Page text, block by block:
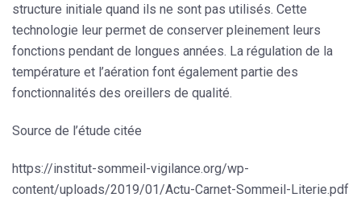
structure initiale quand ils ne sont pas utilisés. Cette
technologie leur permet de conserver pleinement leurs
fonctions pendant de longues années. La régulation de la
température et l’aération font également partie des
fonctionnalités des oreillers de qualité.
Source de l’étude citée
https://institut-sommeil-vigilance.org/wp-
content/uploads/2019/01/Actu-Carnet-Sommeil-Literie.pdf